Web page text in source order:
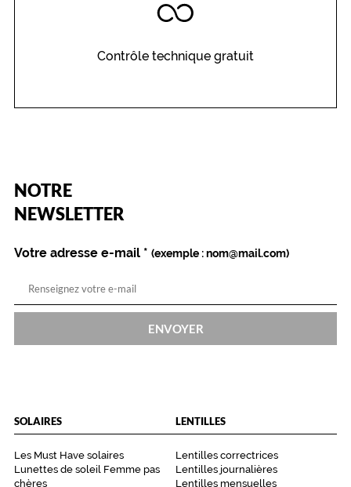
Contrôle technique gratuit
NOTRE
NEWSLETTER
Name
Votre adresse e-mail *
(Ce
champ
est
obligatoire)
(exemple : nom@mail.com)
ENVOYER
SOLAIRES
Les Must Have solaires
Lunettes de soleil Femme pas
chères
LENTILLES
Lentilles correctrices
Lentilles journalières
Lentilles mensuelles